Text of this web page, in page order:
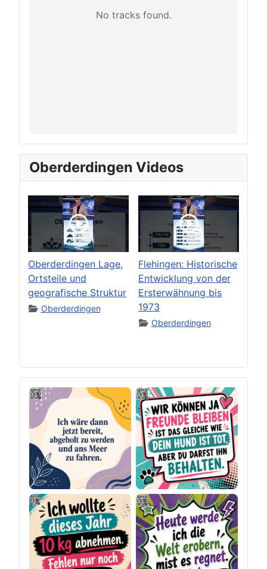
No tracks found.
Oberderdingen Videos
Oberderdingen Lage,
Ortsteile und
geografische Struktur
Oberderdingen
Flehingen: Historische
Entwicklung von der
Ersterwähnung bis
1973
Oberderdingen